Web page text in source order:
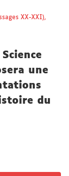
XX-XXI),
une
du